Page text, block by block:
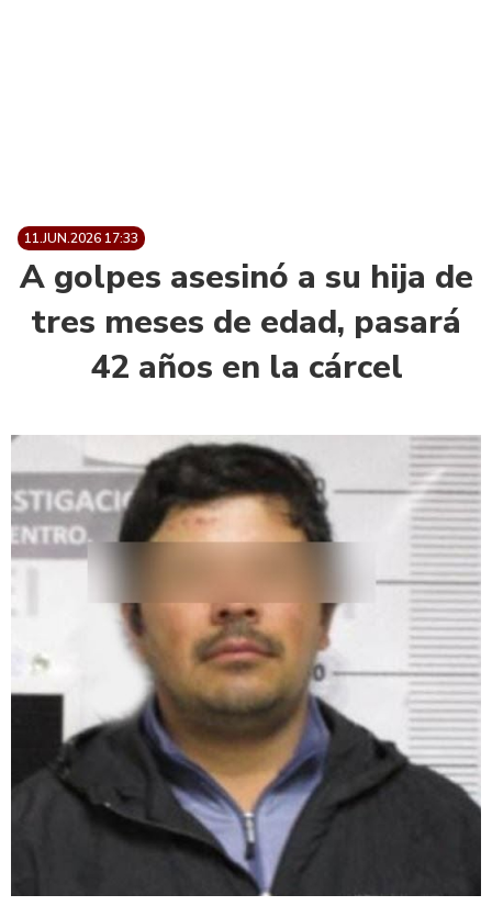
11.JUN.2026 17:33
A golpes asesinó a su hija de
tres meses de edad, pasará
42 años en la cárcel